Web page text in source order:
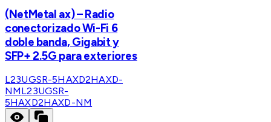
(NetMetal ax) – Radio
conectorizado Wi-Fi 6
doble banda, Gigabit y
SFP+ 2.5G para exteriores
L23UGSR-5HAXD2HAXD-
NML23UGSR-
5HAXD2HAXD-NM